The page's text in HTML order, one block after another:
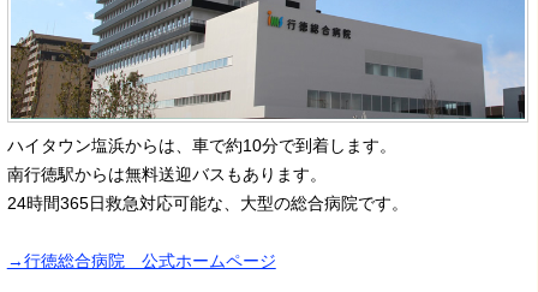
ハイタウン塩浜からは、車で約10分で到着します。
南行徳駅からは無料送迎バスもあります。
24時間365日救急対応可能な、大型の総合病院です。
→行徳総合病院 公式ホームページ